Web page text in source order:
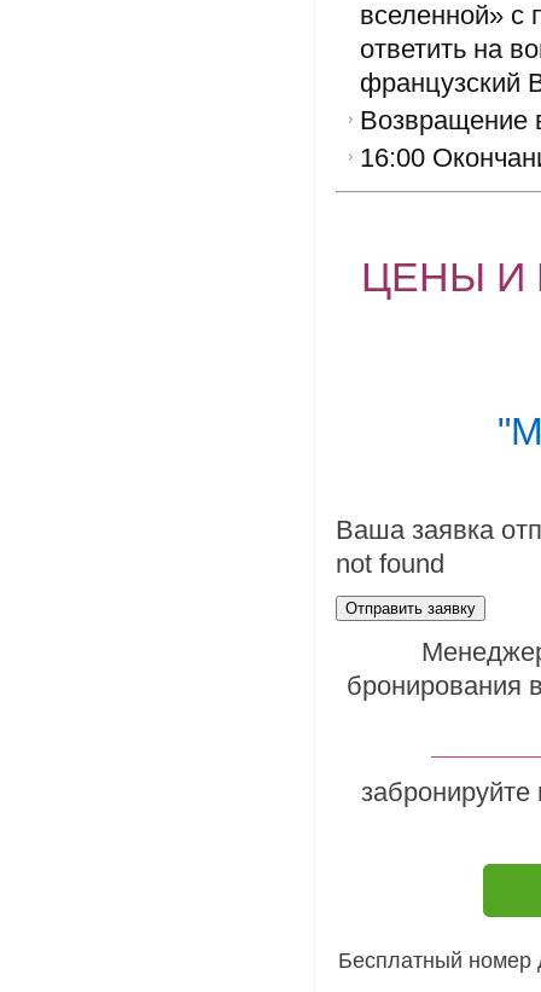
вселенной» с
ответить на
французский
Возвращение
16:00
ЦЕНЫ И
"
Ваша заявка
not found
бронирования
Бесплатный номер